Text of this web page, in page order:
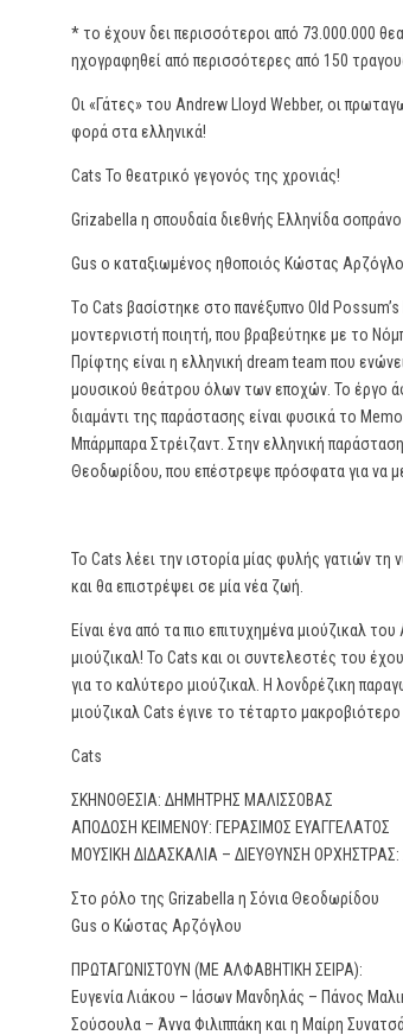
* το έχουν δει περισσότεροι από 73.000.000
ηχογραφηθεί από περισσότερες από 150
Οι «Γάτες» του Andrew Lloyd Webber, οι
φορά στα ελληνικά!
Cats To θεατρικό γεγονός της χρονιάς!
Grizabella η σπουδαία διεθνής Ελληνίδα
Gus o καταξιωμένος ηθοποιός Κώστας
Τo Cats βασίστηκε στο πανέξυπνο Old
μοντερνιστή ποιητή, που βραβεύτηκε με το
Πρίφτης είναι η ελληνική dream team που
μουσικού θεάτρου όλων των εποχών. Το έργο
διαμάντι της παράστασης είναι φυσικά το
Μπάρμπαρα Στρέιζαντ. Στην ελληνική
Θεοδωρίδου, που επέστρεψε πρόσφατα για να
Το Cats λέει την ιστορία μίας φυλής γατιών
και θα επιστρέψει σε μία νέα ζωή.
Είναι ένα από τα πιο επιτυχημένα μιούζικαλ
μιούζικαλ! Το Cats και οι συντελεστές του
για το καλύτερο μιούζικαλ. Η λονδρέζικη
μιούζικαλ Cats έγινε το τέταρτο
Cats
ΣΚΗΝΟΘΕΣΙΑ: ΔΗΜΗΤΡΗΣ ΜΑΛΙΣΣΟΒΑΣ
ΑΠΟΔΟΣΗ ΚΕΙΜΕΝΟΥ: ΓΕΡΑΣΙΜΟΣ ΕΥΑΓΓΕΛΑΤΟΣ
ΜΟΥΣΙΚΗ ΔΙΔΑΣΚΑΛΙΑ – ΔΙΕΥΘΥΝΣΗ ΟΡΧΗΣΤΡΑΣ:
Στο ρόλο της Grizabella η Σόνια Θεοδωρίδου
Gus ο Κώστας Αρζόγλου
ΠΡΩΤΑΓΩΝΙΣΤΟΥΝ (ΜΕ ΑΛΦΑΒΗΤΙΚΗ ΣΕΙΡΑ):
Ευγενία Λιάκου – Ιάσων Μανδηλάς – Πάνος
Σούσουλα – Άννα Φιλιππάκη και η Μαίρη